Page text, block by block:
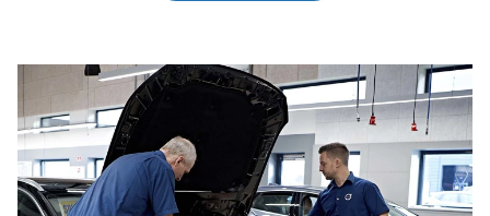
elbil
Elbiler på vej
Finansiering
og billån
Forsikring
Udlevering
af ny bil
køre
elektrisk?Vi
har et bredt
udvalg af
brugte
elbiler. Se de
populære